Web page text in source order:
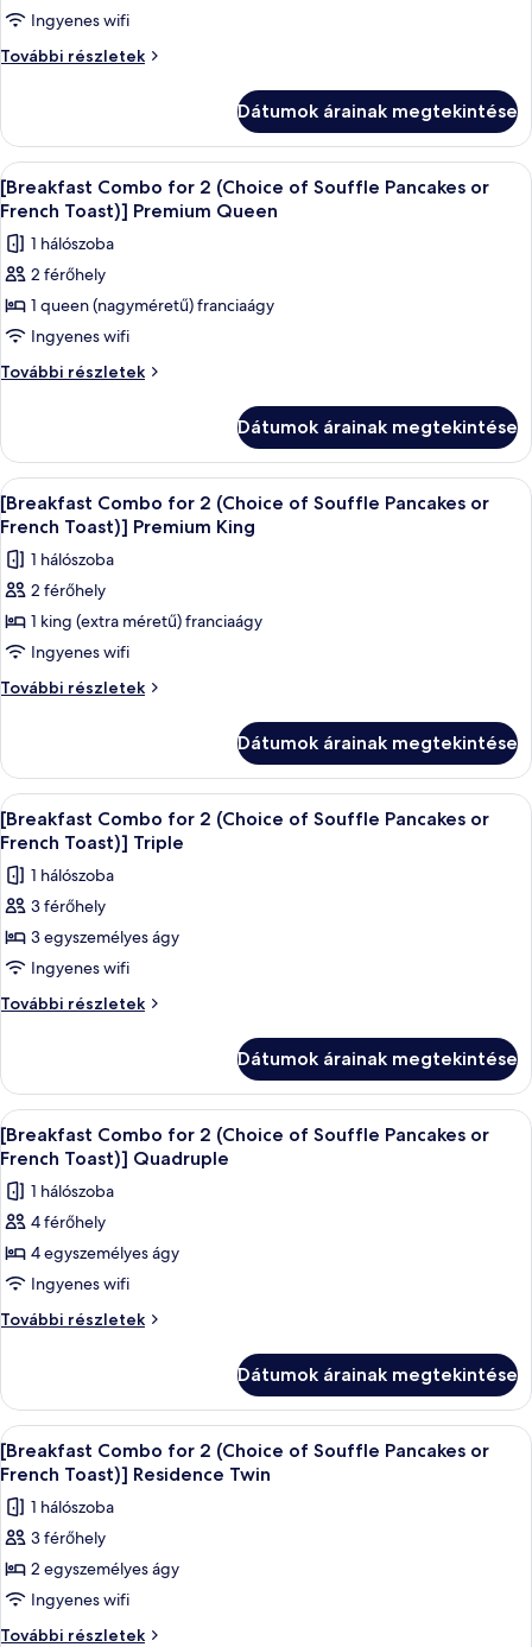
Queen
további
[Breakfast
Combo
(Choice
of
Souffle
Pancakes
or
French
Toast)]
Premium
Family
Twin
Ingyenes wifi
További részletek
[Breakfast
(Choice
of
Souffle
Pancakes
French
Toast)]
Family
Twin
részletei
Dátumok árainak megtekintése
A
következő
szoba
összes
képének
megtekintése:
[Breakfast
Combo
(Choice
of
Souffle
Pancakes
or
French
Toast)]
Premium
Queen
Prémium ágynemű, széf a szobában,
4
[Breakfast Combo for 2 (Choice of Souffle Pancakes or
French Toast)] Premium Queen
1 hálószoba
2 férőhely
1 queen (nagyméretű) franciaágy
Ingyenes wifi
További részletek
[Breakfast
(Choice
of
Souffle
Pancakes
French
Toast)]
Queen
további
Dátumok árainak megtekintése
A
következő
szoba
összes
képének
megtekintése:
[Breakfast
Combo
(Choice
of
Souffle
Pancakes
or
French
Toast)]
Premium
King
Egy szállodai szoba, amelyben egy
3
[Breakfast Combo for 2 (Choice of Souffle Pancakes or
French Toast)] Premium King
1 hálószoba
2 férőhely
1 king (extra méretű) franciaágy
Ingyenes wifi
További részletek
[Breakfast
(Choice
of
Souffle
Pancakes
French
Toast)]
King
további
Dátumok árainak megtekintése
A
következő
szoba
összes
képének
megtekintése:
[Breakfast
Combo
(Choice
of
Souffle
Pancakes
or
French
Toast)]
Triple
Prémium ágynemű, széf a szobában,
3
[Breakfast Combo for 2 (Choice of Souffle Pancakes or
French Toast)] Triple
1 hálószoba
3 férőhely
3 egyszemélyes ágy
Ingyenes wifi
További részletek
[Breakfast
(Choice
of
Souffle
Pancakes
French
Toast)]
további
részletei
Dátumok árainak megtekintése
A
következő
szoba
összes
képének
megtekintése:
[Breakfast
Combo
(Choice
of
Souffle
Pancakes
or
French
Toast)]
Quadruple
Prémium ágynemű, széf a szobában,
3
[Breakfast Combo for 2 (Choice of Souffle Pancakes or
French Toast)] Quadruple
1 hálószoba
4 férőhely
4 egyszemélyes ágy
Ingyenes wifi
További részletek
[Breakfast
(Choice
of
Souffle
Pancakes
French
Toast)]
további
részletei
Dátumok árainak megtekintése
A
következő
szoba
összes
képének
megtekintése:
[Breakfast
Combo
Egy szállodai szoba, amelyben egy
4
[Breakfast Combo for 2 (Choice of Souffle Pancakes or
French Toast)] Residence Twin
1 hálószoba
3 férőhely
2 egyszemélyes ágy
Ingyenes wifi
További részletek
[Breakfast